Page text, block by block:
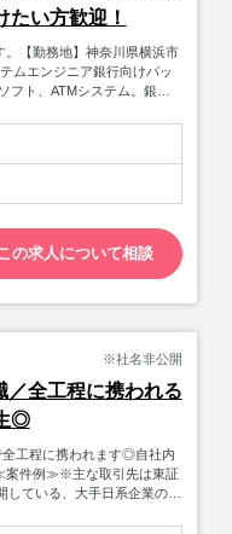
い方歓迎！
【勤務地】神奈川県横浜市
ムエンジニア銀行向けパッ
ト、ATMシステム。銀行
索システム等)の開発を行い
することができます。
の求人について相談
※社名非公開
／全工程に携われる
◎
全工程に携われます◎自社内
案件例≫※主な取引先は東証
ている、大手日系企業のカ